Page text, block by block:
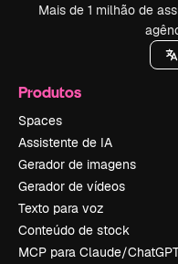
Mais de 1 milhão de
Produtos
Spaces
Assistente de IA
Gerador de imagens
Gerador de vídeos
Texto para voz
Conteúdo de stock
MCP para Claude/